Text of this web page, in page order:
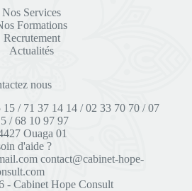
Nos Services
Formations
Recrutement
Actualités
nous
/ 71 37 14 14 / 02 33 70 70 / 07
/ 68 10 97 97
Ouaga 01
d'aide ?
contact@cabinet-hope-
- Cabinet Hope Consult